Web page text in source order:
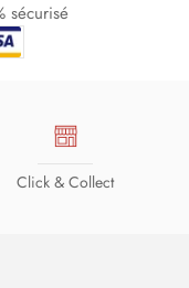
sécurisé
Click & Collect